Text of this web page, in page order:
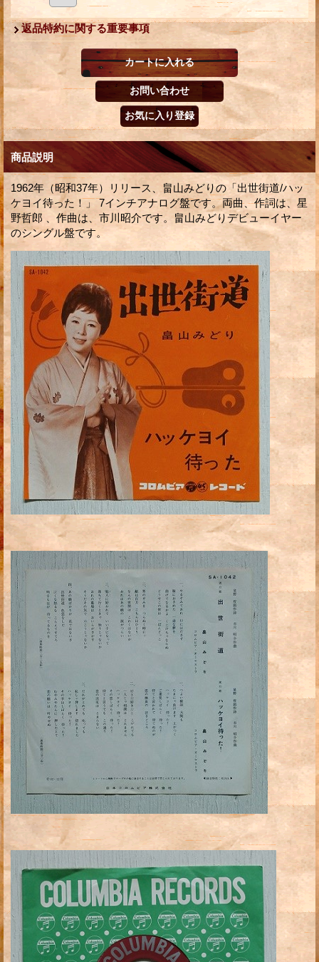
返品特約に関する重要事項
商品説明
1962年（昭和37年）リリース、畠山みどりの「出世街道/ハッ
ケヨイ待った！」 7インチアナログ盤です。両曲、作詞は、星
野哲郎 、作曲は、市川昭介です。畠山みどりデビューイヤー
のシングル盤です。